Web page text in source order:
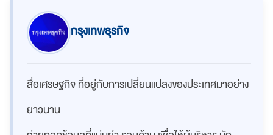
กรุงเทพธุรกิจ
สื่อเศรษฐกิจ ที่อยู่กับการเปลี่ยนแปลงของประเทศมาอย่าง
ยาวนาน